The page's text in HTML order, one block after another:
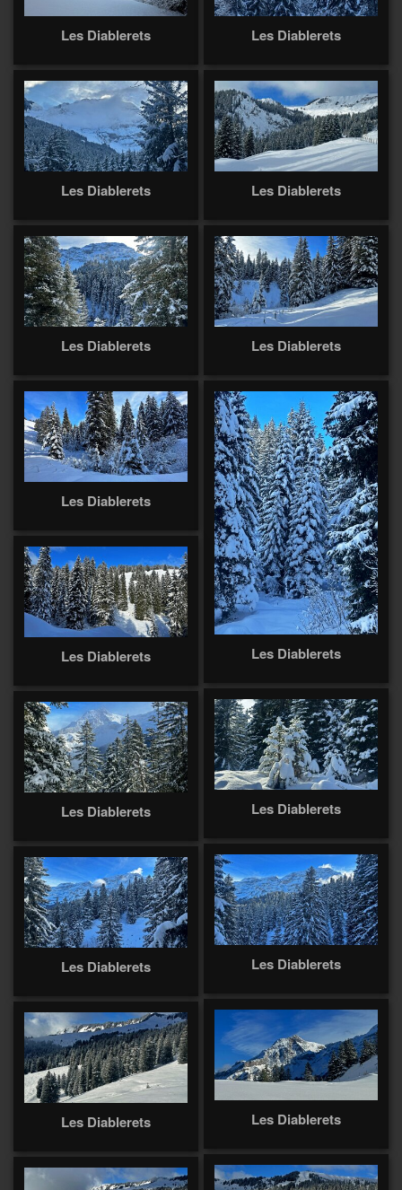
Les Diablerets Les Diablerets
Les Diablerets Les Diablerets
Les Diablerets Les Diablerets
Les Diablerets
Les Diablerets
Les Diablerets
Les Diablerets
Les Diablerets
Les Diablerets
Les Diablerets
Les Diablerets
Les Diablerets